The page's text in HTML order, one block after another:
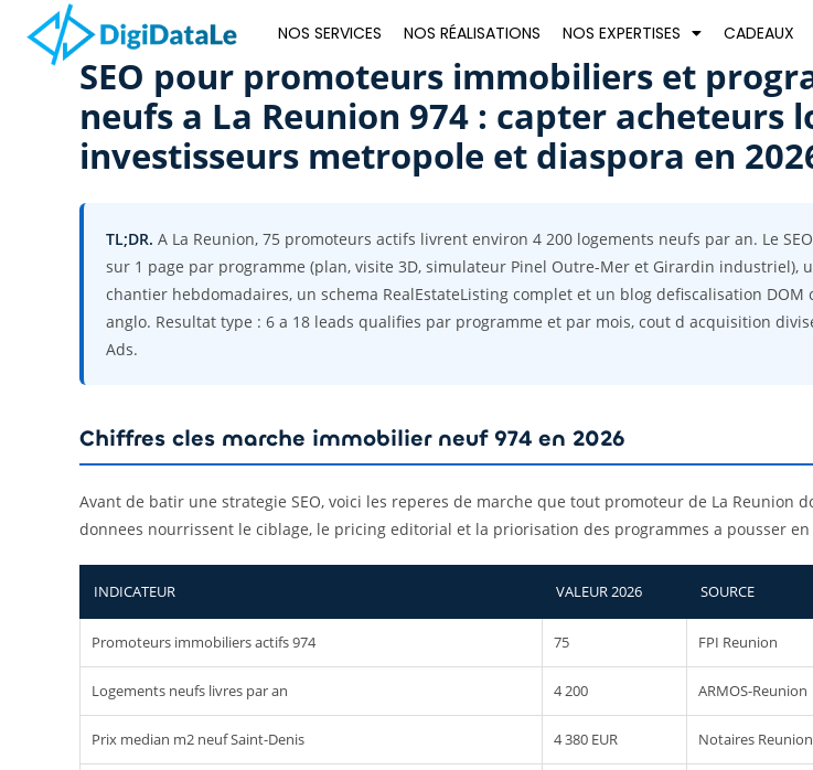
NOS SERVICES NOS RÉALISATIONS NOS EXPERTISES CADEAUX
SEO pour promoteurs immobiliers et
neufs a La Reunion 974 : capter acheteurs
investisseurs metropole et diaspora en
TL;DR. A La Reunion, 75 promoteurs actifs livrent environ 4 200 logements neufs par an. Le
sur 1 page par programme (plan, visite 3D, simulateur Pinel Outre-Mer et Girardin industriel),
chantier hebdomadaires, un schema RealEstateListing complet et un blog defiscalisation DOM
anglo. Resultat type : 6 a 18 leads qualifies par programme et par mois, cout d acquisition
Ads.
Chiffres cles marche immobilier neuf 974 en 2026
Avant de batir une strategie SEO, voici les reperes de marche que tout promoteur de La Reunion
donnees nourrissent le ciblage, le pricing editorial et la priorisation des programmes a pousser
INDICATEUR VALEUR 2026 SOURCE
Promoteurs immobiliers actifs 974 75 FPI Reunion
Logements neufs livres par an 4 200 ARMOS-Reunion
Prix median m2 neuf Saint-Denis 4 380 EUR Notaires Reunion